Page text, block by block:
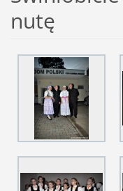
nutę